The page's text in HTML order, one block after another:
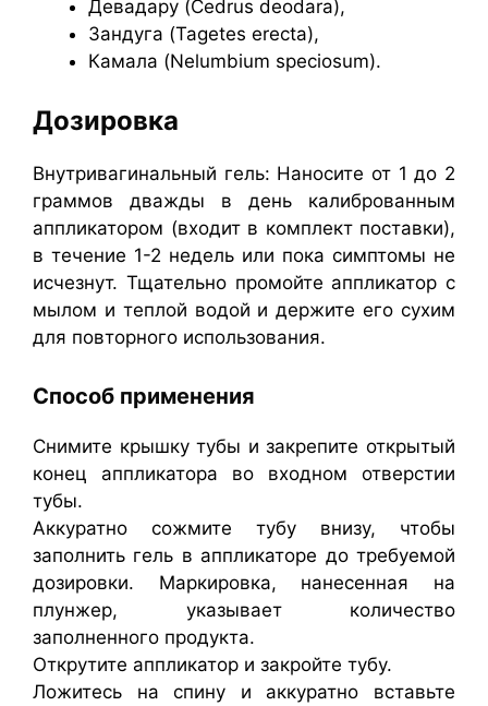
Девадару (Cedrus deodara),
Зандуга (Tagetes erecta),
Камала (Nelumbium speciosum).
Дозировка
Внутривагинальный гель: Наносите от 1 до 2
граммов дважды в день калиброванным
аппликатором (входит в комплект поставки),
в течение 1-2 недель или пока симптомы не
исчезнут. Тщательно промойте аппликатор с
мылом и теплой водой и держите его сухим
для повторного использования.
Способ применения
Снимите крышку тубы и закрепите открытый
конец аппликатора во входном отверстии
тубы.
Аккуратно сожмите тубу внизу, чтобы
заполнить гель в аппликаторе до требуемой
дозировки. Маркировка, нанесенная на
плунжер, указывает количество
заполненного продукта.
Открутите аппликатор и закройте тубу.
Ложитесь на спину и аккуратно вставьте